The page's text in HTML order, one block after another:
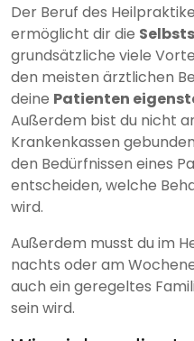
Der Beruf des
ermöglicht dir die
grundsätzliche viele
den meisten ärztlichen
deine Patienten
Außerdem bist du nicht
Krankenkassen
den Bedürfnissen eines
entscheiden, welche
wird.
Außerdem musst du im
nachts oder am
auch ein geregeltes
sein wird.